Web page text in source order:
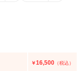
￥16,500 （税込）